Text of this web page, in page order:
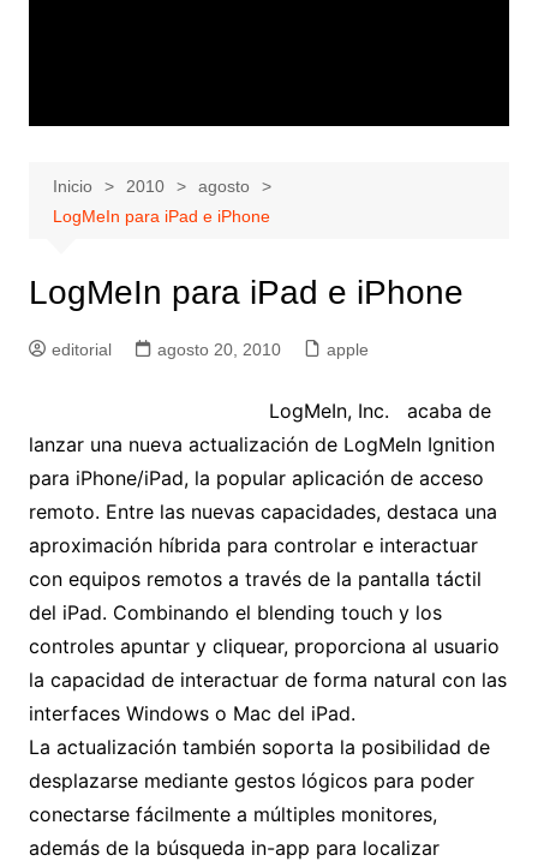
Inicio 2010
agosto
LogMeIn para iPad e iPhone
LogMeIn para iPad e iPhone
editorial agosto 20, 2010 apple
LogMeIn, Inc. acaba de
lanzar una nueva actualización de LogMeIn Ignition
para iPhone/iPad, la popular aplicación de acceso
remoto. Entre las nuevas capacidades, destaca una
aproximación híbrida para controlar e interactuar
con equipos remotos a través de la pantalla táctil
del iPad. Combinando el blending touch y los
controles apuntar y cliquear, proporciona al usuario
la capacidad de interactuar de forma natural con las
interfaces Windows o Mac del iPad.
La actualización también soporta la posibilidad de
desplazarse mediante gestos lógicos para poder
conectarse fácilmente a múltiples monitores,
además de la búsqueda in-app para localizar